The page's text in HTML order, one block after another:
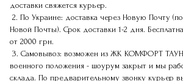
доставки свяжется курьер.
2. По Украине: доставка через Новую Почту
Новой Почты). Срок доставки 1-2 дня.
от 2000 грн.
3. Самовывоз: возможен из ЖК КОМФОРТ
военного положения - шоурум закрыт и мы
склада. По предварительному звонку курьер